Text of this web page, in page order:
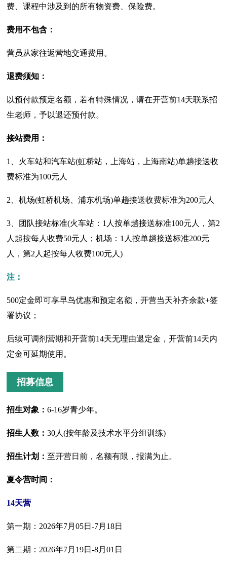
费、课程中涉及到的所有物资费、保险费。
费用不包含：
营员从家往返营地交通费用。
退费须知：
以预付款预定名额，若有特殊情况，请在开营前14天联系招
生老师，予以退还预付款。
接站费用：
1、火车站和汽车站(虹桥站，上海站，上海南站)单趟接送收
费标准为100元人
2、机场(虹桥机场、浦东机场)单趟接送收费标准为200元人
3、团队接站标准(火车站：1人按单趟接送标准100元人，第2
人起按每人收费50元人；机场：1人按单趟接送标准200元
人，第2人起按每人收费100元人)
注：
500定金即可享早鸟优惠和预定名额，开营当天补齐余款+签
署协议；
后续可调剂营期和开营前14天无理由退定金，开营前14天内
定金可延期使用。
招募信息
招生对象：6-16岁青少年。
招生人数：30人(按年龄及技术水平分组训练)
招生计划：至开营日前，名额有限，报满为止。
夏令营时间：
14天营
第一期：2026年7月05日-7月18日
第二期：2026年7月19日-8月01日